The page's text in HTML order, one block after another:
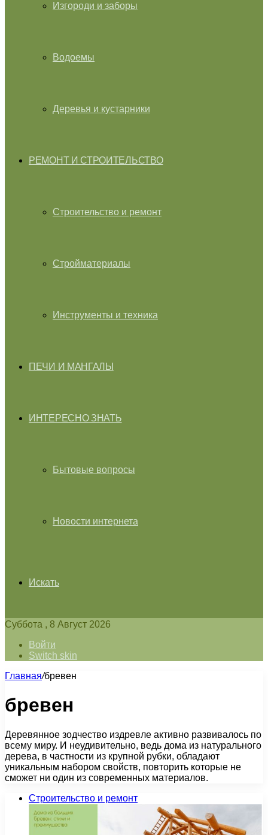
Изгороди и заборы
Водоемы
Деревья и кустарники
РЕМОНТ И СТРОИТЕЛЬСТВО
Строительство и ремонт
Стройматериалы
Инструменты и техника
ПЕЧИ И МАНГАЛЫ
ИНТЕРЕСНО ЗНАТЬ
Бытовые вопросы
Новости интернета
Искать
Суббота , 8 Август 2026
Войти
Switch skin
Главная/бревен
бревен
Деревянное зодчество издревле активно развивалось по
всему миру. И неудивительно, ведь дома из натурального
дерева, в частности из крупной рубки, обладают
уникальным набором свойств, повторить которые не
сможет ни один из современных материалов.
Строительство и ремонт